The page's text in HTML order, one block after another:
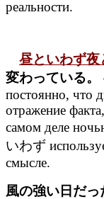
реальности.
昼といわず夜
変わっている。
постоянно, что
отражение
самом деле
いわず
смысле.
風の強い日だっ